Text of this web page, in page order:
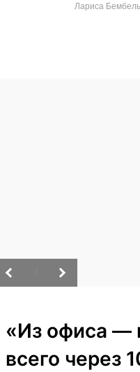
Лариса
«Из офиса —
всего через